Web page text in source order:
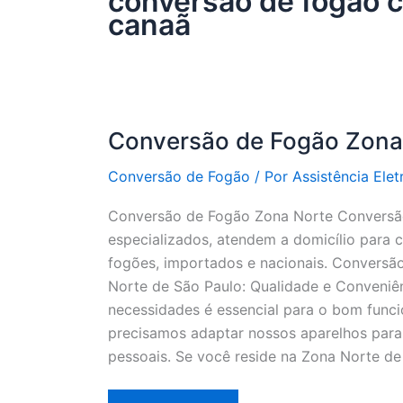
canaã
Conversão de Fogão
Conversão de Fogão / Por Assistência
Conversão de Fogão Zona Norte
especializados, atendem a domicílio para
fogões, importados e nacionais.
Norte de São Paulo: Qualidade e
necessidades é essencial para o bom
precisamos adaptar nossos aparelhos
pessoais. Se você reside na Zona Norte